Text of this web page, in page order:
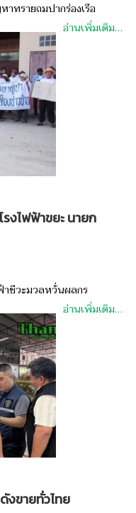
ทรายถมปากร่องเรือ
อ่านเพิ่มเติม…
งไฟฟ้าขยะ นายก
าชีวะมวลหวั่นผลกร
อ่านเพิ่มเติม…
งขายทั่วไทย